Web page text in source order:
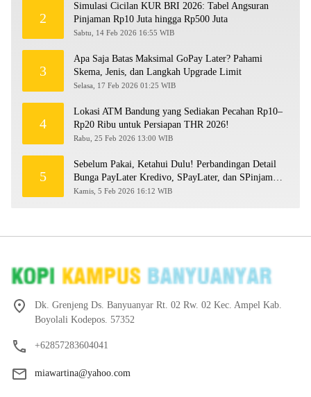
2
Simulasi Cicilan KUR BRI 2026: Tabel Angsuran
Pinjaman Rp10 Juta hingga Rp500 Juta
Sabtu, 14 Feb 2026 16:55 WIB
3
Apa Saja Batas Maksimal GoPay Later? Pahami
Skema, Jenis, dan Langkah Upgrade Limit
Selasa, 17 Feb 2026 01:25 WIB
4
Lokasi ATM Bandung yang Sediakan Pecahan Rp10–
Rp20 Ribu untuk Persiapan THR 2026!
Rabu, 25 Feb 2026 13:00 WIB
5
Sebelum Pakai, Ketahui Dulu! Perbandingan Detail
Bunga PayLater Kredivo, SPayLater, dan SPinjam
2026
Kamis, 5 Feb 2026 16:12 WIB
Dk. Grenjeng Ds. Banyuanyar Rt. 02 Rw. 02 Kec. Ampel Kab.
Boyolali Kodepos. 57352
+62857283604041
miawartina@yahoo.com